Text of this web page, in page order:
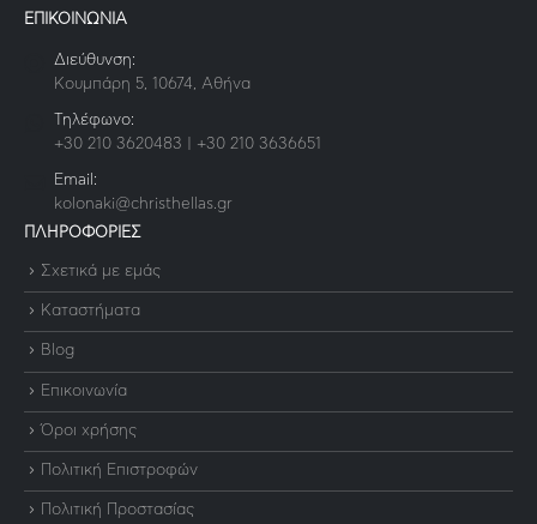
ΕΠΙΚΟΙΝΩΝΙΑ
Διεύθυνση:
Κουμπάρη 5, 10674, Αθήνα
Τηλέφωνο:
+30 210 3620483 | +30 210 3636651
Email:
kolonaki@christhellas.gr
ΠΛΗΡΟΦΟΡΙΕΣ
Σχετικά με εμάς
Καταστήματα
Blog
Επικοινωνία
Όροι χρήσης
Πολιτική Επιστροφών
Πολιτική Προστασίας